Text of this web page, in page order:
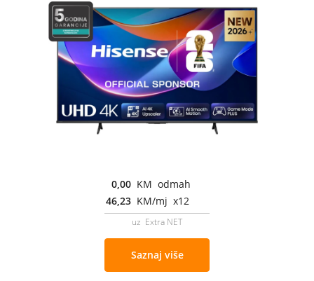
0,00 KM odmah
46,23 KM/mj x12
uz Extra NET
Saznaj više